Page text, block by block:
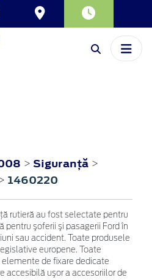
> Siguranţă >
1460220
rutieră au fost selectate pentru
pentru şoferii şi pasagerii Ford în
sau accident. Toate produsele
europene. Toate
de fixare dedicate
accesibilă uşor a accesoriilor de